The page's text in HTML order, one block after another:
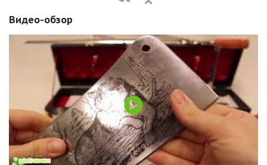
Видео-обзор